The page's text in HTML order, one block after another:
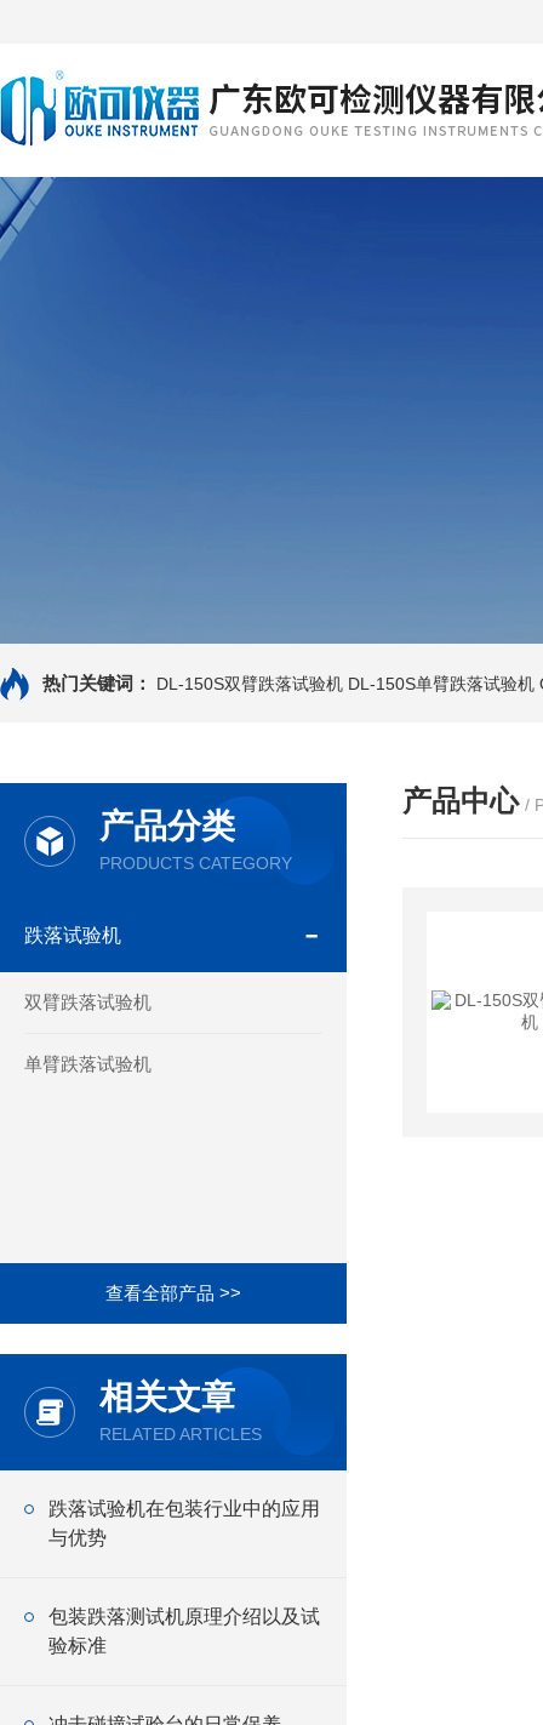
热门关键词： DL-150S双臂跌落试验机 DL-150S单臂跌落试验机
产品分类
PRODUCTS CATEGORY
跌落试验机
双臂跌落试验机
单臂跌落试验机
查看全部产品 >>
相关文章
RELATED ARTICLES
跌落试验机在包装行业中的应用
与优势
包装跌落测试机原理介绍以及试
验标准
产品中心 /